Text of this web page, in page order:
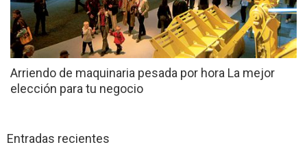
educación para tus hijos
Accesorios alta resistencia (o cómo
Venta de transfer de Río a Búzios: para
Concesionario SEAT en Tenerife: ¿qué
Arriendo de maquinaria pesada por hora La mejor
elección para tu negocio
Entradas recientes